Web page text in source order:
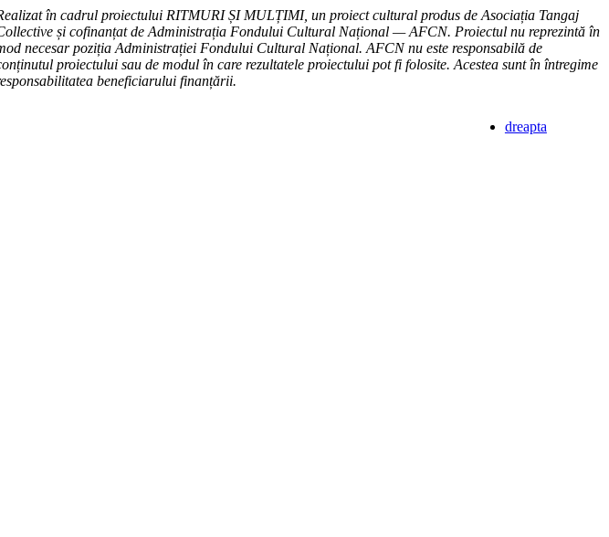
în cadrul proiectului RITMURI ȘI MULȚIMI, un proiect cultural produs de Asociația Tangaj
și cofinanțat de Administrația Fondului Cultural Național — AFCN. Proiectul nu reprezintă în
necesar poziția Administrației Fondului Cultural Național. AFCN nu este responsabilă de
proiectului sau de modul în care rezultatele proiectului pot fi folosite. Acestea sunt în întregime
beneficiarului finanțării.
dreapta